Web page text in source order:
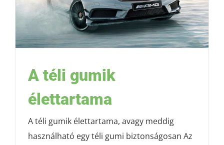
A téli gumik
élettartama
A téli gumik élettartama, avagy meddig
használható egy téli gumi biztonságosan Az